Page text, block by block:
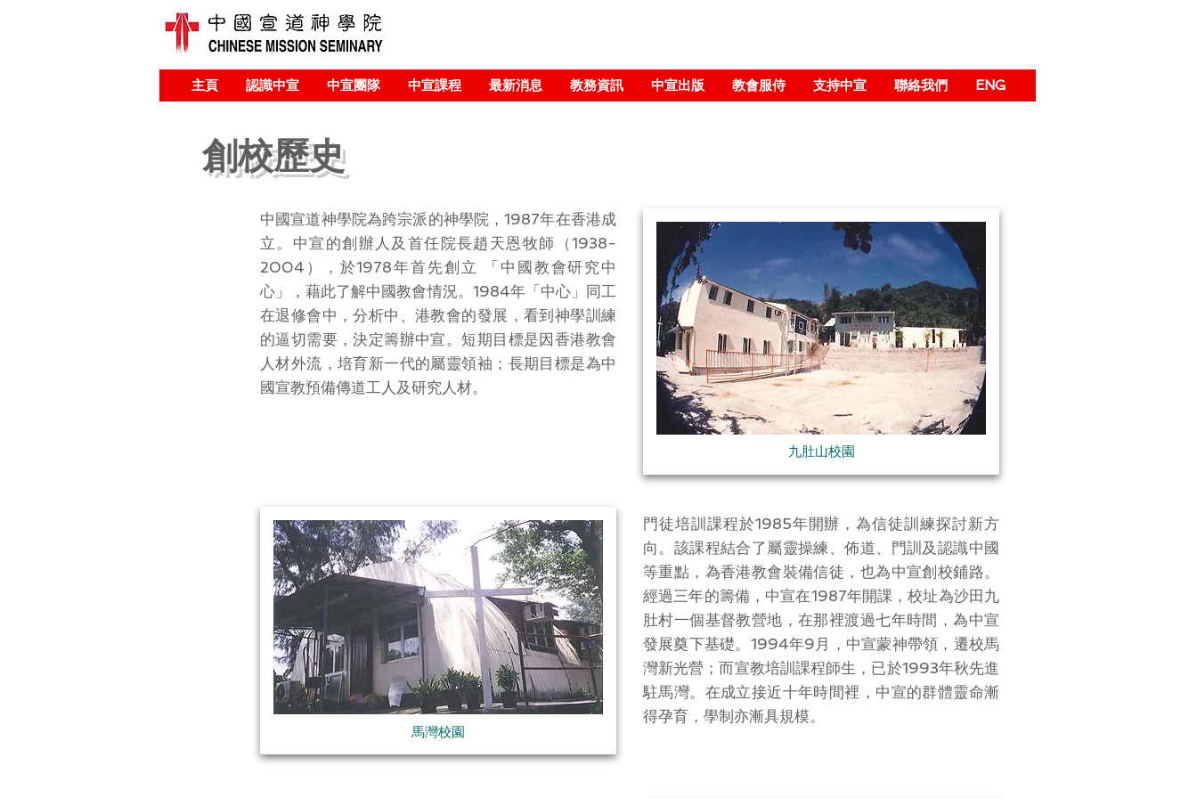
主頁 認識中宣 中宣團隊 中宣課程 最新消息 教務資訊 中宣出版 教會服侍 支持中宣 聯絡我們 ENG
創校歷史
中國宣道神學院為跨宗派的神學院，1987年在香港成
立。中宣的創辦人及首任院長趙天恩牧師（1938-
2004），於1978年首先創立 「中國教會研究中
心」，藉此了解中國教會情況。1984年「中心」同工
在退修會中，分析中、港教會的發展，看到神學訓練
的逼切需要，決定籌辦中宣。短期目標是因香港教會
人材外流，培育新一代的屬靈領袖；長期目標是為中
國宣教預備傳道工人及研究人材。
九肚山校園
馬灣校園
門徒培訓課程於1985年開辦，為信徒訓練探討新方
向。該課程結合了屬靈操練、佈道、門訓及認識中國
等重點，為香港教會裝備信徒，也為中宣創校鋪路。
經過三年的籌備，中宣在1987年開課，校址為沙田九
肚村一個基督教營地，在那裡渡過七年時間，為中宣
發展奠下基礎。1994年9月，中宣蒙神帶領，遷校馬
灣新光營；而宣教培訓課程師生，已於1993年秋先進
駐馬灣。在成立接近十年時間裡，中宣的群體靈命漸
得孕育，學制亦漸具規模。